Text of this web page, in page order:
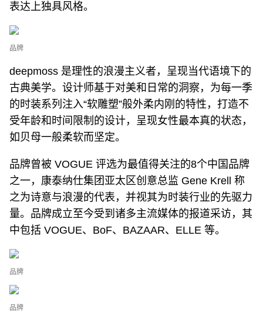
表达上独具风格。
品牌
deepmoss 是理性的浪漫主义者，呈现当代语境下的
古典美学。设计师基于对美和日常的洞察，为每一季
的时装系列注入“软雕塑”般外柔内刚的特性，打造不
受年龄和时间限制的设计，呈现女性最本真的状态，
如贝母一般柔软而坚定。
品牌曾被 VOGUE 评选为最值得关注的8个中国品牌
之一，康泰纳仕集团亚太区创意总监 Gene Krell 称
之为诗意与浪漫的代表，并视其为时装行业的先驱力
量。品牌成立至今受到诸多主流媒体的报道采访，其
中包括 VOGUE、BoF、BAZAAR、ELLE 等。
品牌
品牌